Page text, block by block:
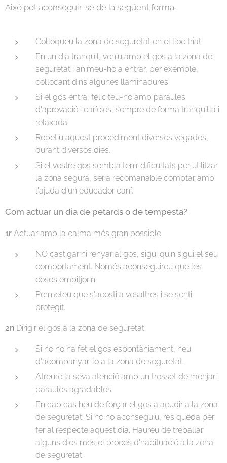
Això pot aconseguir-se de la següent forma.
Col·loqueu la zona de seguretat en el lloc triat.
En un dia tranquil, veniu amb el gos a la zona de
seguretat i animeu-ho a entrar, per exemple,
col·locant dins algunes llaminadures.
Si el gos entra, feliciteu-ho amb paraules
d'aprovació i carícies, sempre de forma tranquil·la i
relaxada.
Repetiu aquest procediment diverses vegades,
durant diversos dies.
Si el vostre gos sembla tenir dificultats per utilitzar
la zona segura, seria recomanable comptar amb
l'ajuda d'un educador caní.
Com actuar un dia de petards o de tempesta?
1r Actuar amb la calma més gran possible.
NO castigar ni renyar al gos, sigui quin sigui el seu
comportament. Només aconseguireu que les
coses empitjorin.
Permeteu que s'acosti a vosaltres i se senti
protegit.
2n Dirigir el gos a la zona de seguretat.
Si no ho ha fet el gos espontàniament, heu
d'acompanyar-lo a la zona de seguretat.
Atreure la seva atenció amb un trosset de menjar i
paraules agradables.
En cap cas heu de forçar el gos a acudir a la zona
de seguretat. Si no ho aconseguiu, res queda per
fer al respecte aquest dia. Haureu de treballar
alguns dies més el procés d'habituació a la zona
de seguretat.